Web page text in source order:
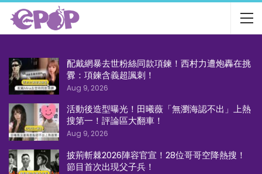
配戴網暴去世粉絲同款項鍊！西村力遭炮轟在挑
釁：項鍊含義超諷刺！
Aug 9, 2026
活動後造型曝光！田曦薇「無瀏海認不出」上熱
搜第一！評論區大翻車！
Aug 9, 2026
披荊斬棘2026陣容官宣！28位哥哥空降熱搜！
節目首次出現父子兵！